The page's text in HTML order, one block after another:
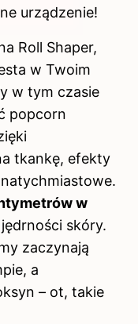
urządzenie!
Roll Shaper,
w Twoim
w tym czasie
popcorn
tkankę, efekty
w
skóry.
zaczynają
a
– ot, takie